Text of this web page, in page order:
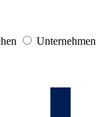
Unternehmen